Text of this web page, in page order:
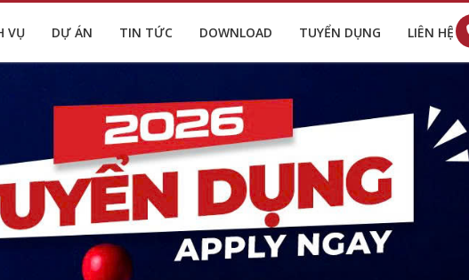
VỤ DỰ ÁN TIN TỨC DOWNLOAD TUYỂN DỤNG LIÊN HỆ